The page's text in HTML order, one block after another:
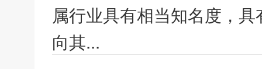
属行业具有相当知名度，
向其...